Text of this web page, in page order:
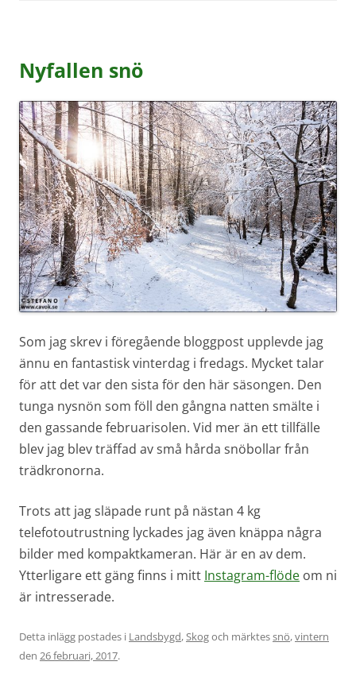
Nyfallen snö
Som jag skrev i föregående bloggpost upplevde jag
ännu en fantastisk vinterdag i fredags. Mycket talar
för att det var den sista för den här säsongen. Den
tunga nysnön som föll den gångna natten smälte i
den gassande februarisolen. Vid mer än ett tillfälle
blev jag blev träffad av små hårda snöbollar från
trädkronorna.
Trots att jag släpade runt på nästan 4 kg
telefotoutrustning lyckades jag även knäppa några
bilder med kompaktkameran. Här är en av dem.
Ytterligare ett gäng finns i mitt Instagram-flöde om ni
är intresserade.
Detta inlägg postades i Landsbygd,Skogoch märktessnö,vintern
den 26 februari, 2017.